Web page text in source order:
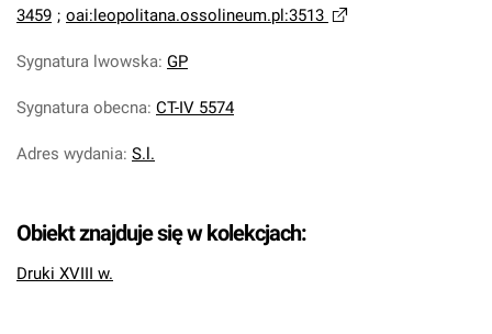
3459 ; oai:leopolitana.ossolineum.pl:3513
Sygnatura lwowska: GP
Sygnatura obecna: CT-IV 5574
Adres wydania: S.l.
Obiekt znajduje się w kolekcjach:
Druki XVIII w.